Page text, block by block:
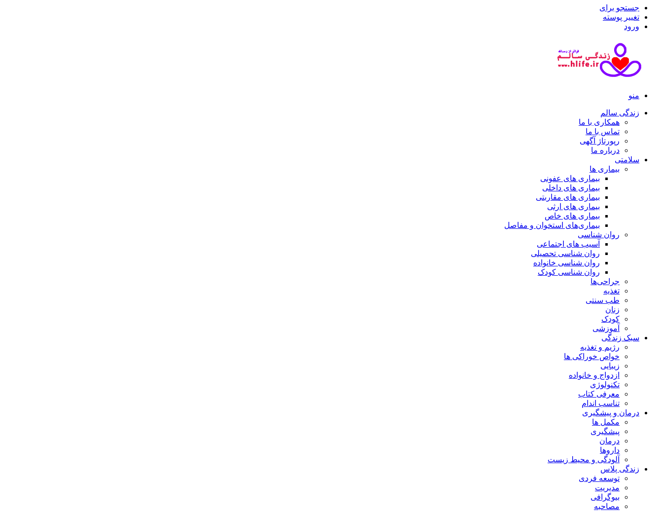
جستجو برای
تغییر پوسته
ورود
منو
زندگی سالم
همکاری با ما
تماس با ما
رپورتاژ آگهی
درباره ما
سلامتی
بیماری ها
بیماری های عفونی
بیماری های داخلی
بیماری های مقاربتی
بیماری های ارثی
بیماری های خاص
بیماری‌های استخوان و مفاصل
روان شناسی
آسیب های اجتماعی
روان شناسی تحصیلی
روان شناسی خانواده
روان شناسی کودک
جراحی‌ها
تغذیه
طب سنتی
زنان
کودک
آموزشی
سبک زندگی
رژیم و تغذیه
خواص خوراکی ها
زیبایی
ازدواج و خانواده
تکنولوژی
معرفی کتاب
تناسب اندام
درمان و پیشگیری
مکمل ها
پیشگیری
درمان
داروها
آلودگی و محیط زیست
زندگی پلاس
توسعه فردی
مدیریت
بیوگرافی
مصاحبه